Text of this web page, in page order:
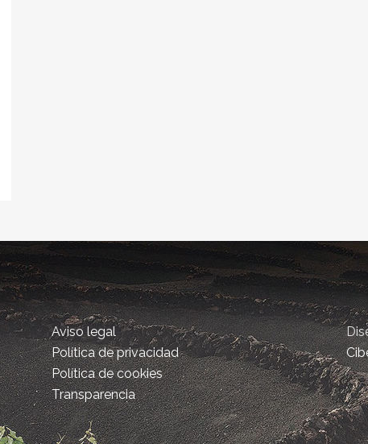
Aviso legal
Política de privacidad
Política de cookies
Transparencia